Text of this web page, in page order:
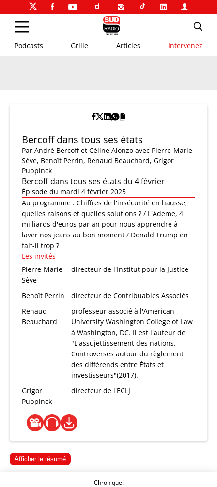
Podcasts Grille Articles Intervenez
Bercoff dans tous ses états
Par André Bercoff et Céline Alonzo avec Pierre-Marie
Sève, Benoît Perrin, Renaud Beauchard, Grigor
Puppinck
Bercoff dans tous ses états du 4 février
Épisode du mardi 4 février 2025
Au programme : Chiffres de l'insécurité en hausse,
quelles raisons et quelles solutions ? / L'Ademe, 4
milliards d'euros par an pour nous apprendre à
laver nos jeans au bon moment / Donald Trump en
fait-il trop ?
Les invités
Pierre-Marie
Sève
directeur de l'Institut pour la Justice
Benoît Perrin
directeur de Contribuables Associés
Renaud
Beauchard
professeur associé à l'American
University Washington College of Law
à Washington, DC. Il est l'auteur de
"L'assujettissement des nations.
Controverses autour du règlement
des différends entre États et
investisseurs"(2017).
Grigor
Puppinck
directeur de l'ECLJ
Afficher le résumé
Chronique: